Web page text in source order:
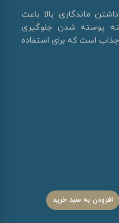
ماندگاری بالا باعث
پوسته شدن جلوگیری
10 رنگ متنوع و جذاب است که برای استفاده
افزودن به سبد خرید